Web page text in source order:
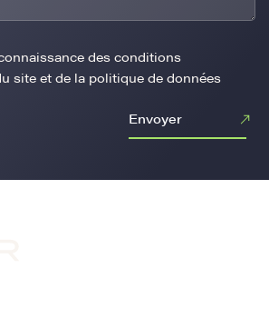
des conditions
site et de la politique de données
Envoyer